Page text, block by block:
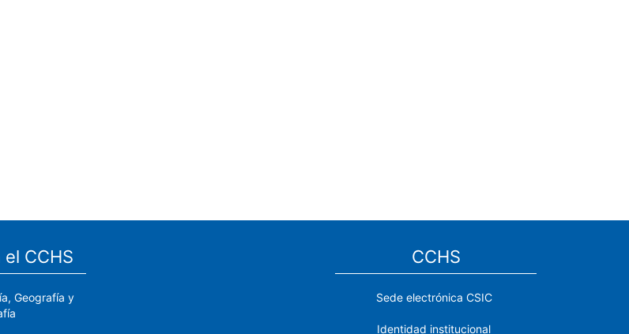
CCHS
Geografía y
CCHS
Sede electrónica CSIC
Identidad institucional